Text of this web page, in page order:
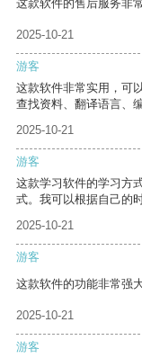
这款软件的售后服务非
2025-10-21
游客
这款软件非常实用，可
查找资料、翻译语言、
2025-10-21
游客
这款学习软件的学习方
式。我可以根据自己的
2025-10-21
游客
这款软件的功能非常强
2025-10-21
游客